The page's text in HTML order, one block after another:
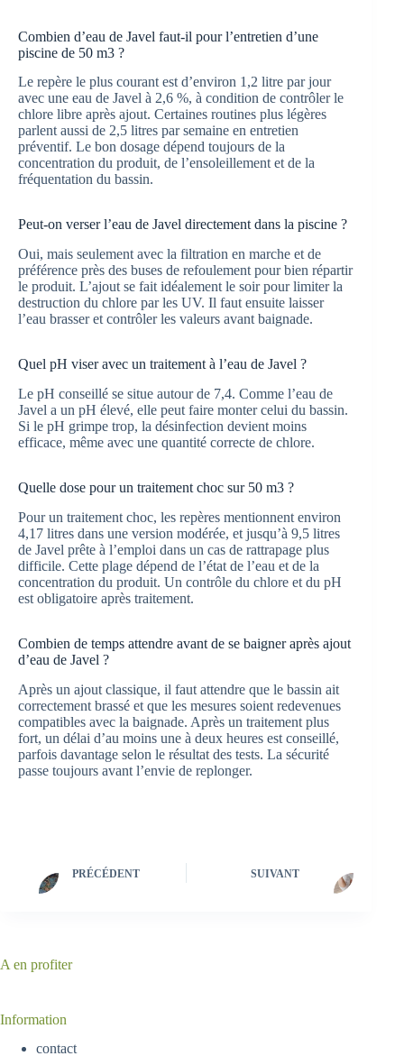
Combien d’eau de Javel faut-il pour l’entretien d’une
piscine de 50 m3 ?
Le repère le plus courant est d’environ 1,2 litre par jour
avec une eau de Javel à 2,6 %, à condition de contrôler le
chlore libre après ajout. Certaines routines plus légères
parlent aussi de 2,5 litres par semaine en entretien
préventif. Le bon dosage dépend toujours de la
concentration du produit, de l’ensoleillement et de la
fréquentation du bassin.
Peut-on verser l’eau de Javel directement dans la piscine ?
Oui, mais seulement avec la filtration en marche et de
préférence près des buses de refoulement pour bien répartir
le produit. L’ajout se fait idéalement le soir pour limiter la
destruction du chlore par les UV. Il faut ensuite laisser
l’eau brasser et contrôler les valeurs avant baignade.
Quel pH viser avec un traitement à l’eau de Javel ?
Le pH conseillé se situe autour de 7,4. Comme l’eau de
Javel a un pH élevé, elle peut faire monter celui du bassin.
Si le pH grimpe trop, la désinfection devient moins
efficace, même avec une quantité correcte de chlore.
Quelle dose pour un traitement choc sur 50 m3 ?
Pour un traitement choc, les repères mentionnent environ
4,17 litres dans une version modérée, et jusqu’à 9,5 litres
de Javel prête à l’emploi dans un cas de rattrapage plus
difficile. Cette plage dépend de l’état de l’eau et de la
concentration du produit. Un contrôle du chlore et du pH
est obligatoire après traitement.
Combien de temps attendre avant de se baigner après ajout
d’eau de Javel ?
Après un ajout classique, il faut attendre que le bassin ait
correctement brassé et que les mesures soient redevenues
compatibles avec la baignade. Après un traitement plus
fort, un délai d’au moins une à deux heures est conseillé,
parfois davantage selon le résultat des tests. La sécurité
passe toujours avant l’envie de replonger.
PRÉCÉDENT SUIVANT
A en profiter
Information
contact